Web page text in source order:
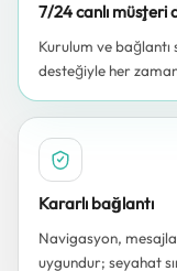
7/24 canlı müşteri
Kurulum ve
desteğiyle her
Kararlı bağlantı
Navigasyon,
uygundur; seyahat